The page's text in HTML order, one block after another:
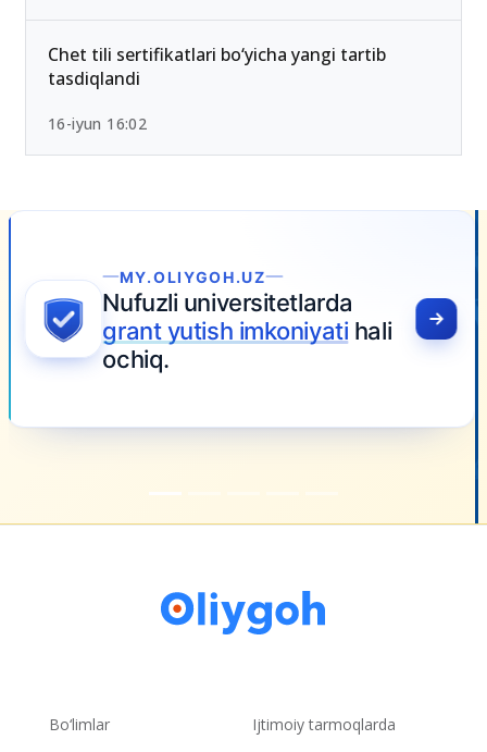
Chet tili sertifikatlari bo‘yicha yangi tartib
tasdiqlandi
16-iyun 16:02
Bo‘limlar Ijtimoiy tarmoqlarda